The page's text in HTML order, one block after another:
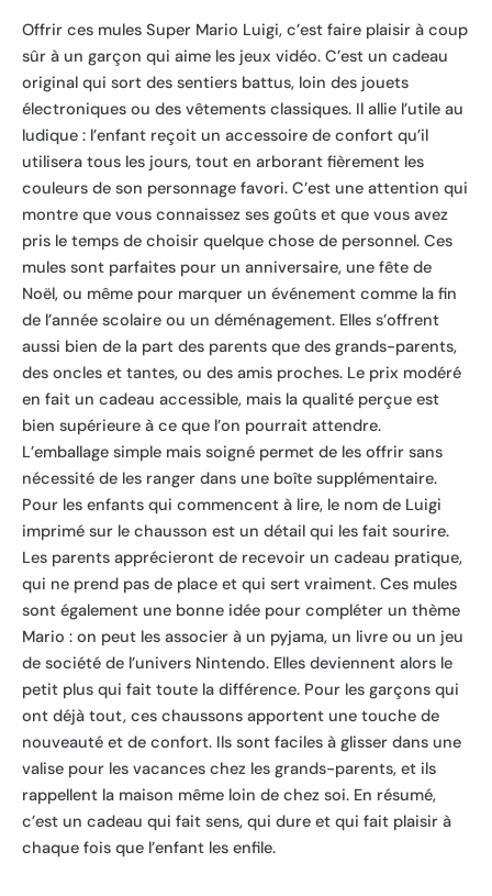
Offrir ces mules Super Mario Luigi, c’est faire plaisir à coup
sûr à un garçon qui aime les jeux vidéo. C’est un cadeau
original qui sort des sentiers battus, loin des jouets
électroniques ou des vêtements classiques. Il allie l’utile au
ludique : l’enfant reçoit un accessoire de confort qu’il
utilisera tous les jours, tout en arborant fièrement les
couleurs de son personnage favori. C’est une attention qui
montre que vous connaissez ses goûts et que vous avez
pris le temps de choisir quelque chose de personnel. Ces
mules sont parfaites pour un anniversaire, une fête de
Noël, ou même pour marquer un événement comme la fin
de l’année scolaire ou un déménagement. Elles s’offrent
aussi bien de la part des parents que des grands-parents,
des oncles et tantes, ou des amis proches. Le prix modéré
en fait un cadeau accessible, mais la qualité perçue est
bien supérieure à ce que l’on pourrait attendre.
L’emballage simple mais soigné permet de les offrir sans
nécessité de les ranger dans une boîte supplémentaire.
Pour les enfants qui commencent à lire, le nom de Luigi
imprimé sur le chausson est un détail qui les fait sourire.
Les parents apprécieront de recevoir un cadeau pratique,
qui ne prend pas de place et qui sert vraiment. Ces mules
sont également une bonne idée pour compléter un thème
Mario : on peut les associer à un pyjama, un livre ou un jeu
de société de l’univers Nintendo. Elles deviennent alors le
petit plus qui fait toute la différence. Pour les garçons qui
ont déjà tout, ces chaussons apportent une touche de
nouveauté et de confort. Ils sont faciles à glisser dans une
valise pour les vacances chez les grands-parents, et ils
rappellent la maison même loin de chez soi. En résumé,
c’est un cadeau qui fait sens, qui dure et qui fait plaisir à
chaque fois que l’enfant les enfile.